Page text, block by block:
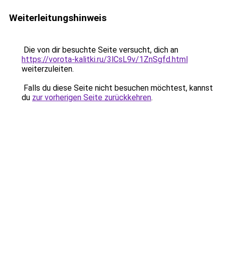
Weiterleitungshinweis
Die von dir besuchte Seite versucht, dich an
https://vorota-kalitki.ru/3lCsL9v/1ZnSgfd.html
weiterzuleiten.
Falls du diese Seite nicht besuchen möchtest, kannst
du zur vorherigen Seite zurückkehren.